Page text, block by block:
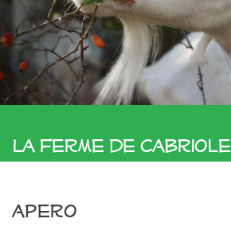
La Ferme de Cabriole
apero